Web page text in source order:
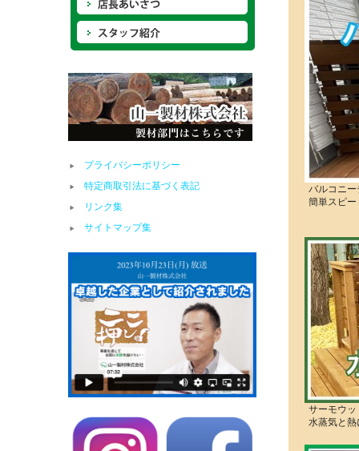
バルコニ
簡単スピ
サーモウ
水蒸気と
プライバシーポリシー
特定商取引法に基づく表記
リンク集
サイトマップ集